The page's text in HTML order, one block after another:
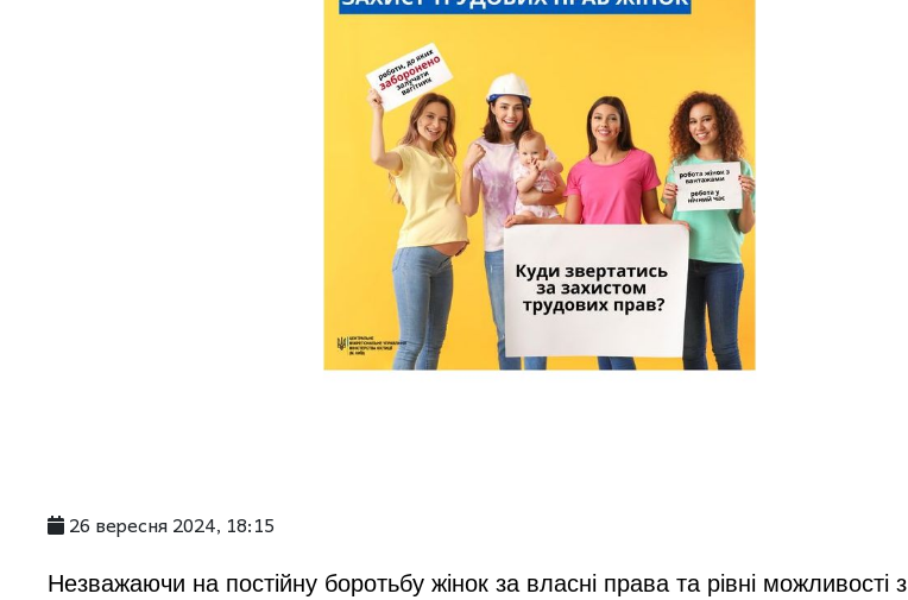
26 вересня 2024, 18:15
Незважаючи на постійну боротьбу жінок за власні права та рівні можливості з